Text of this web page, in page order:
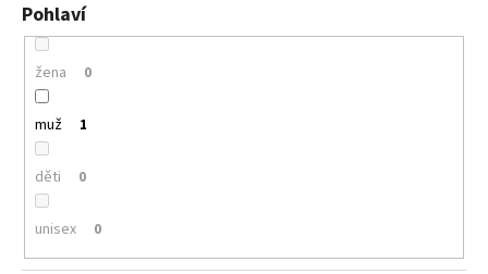
Pohlaví
žena 0
muž 1
děti 0
unisex 0